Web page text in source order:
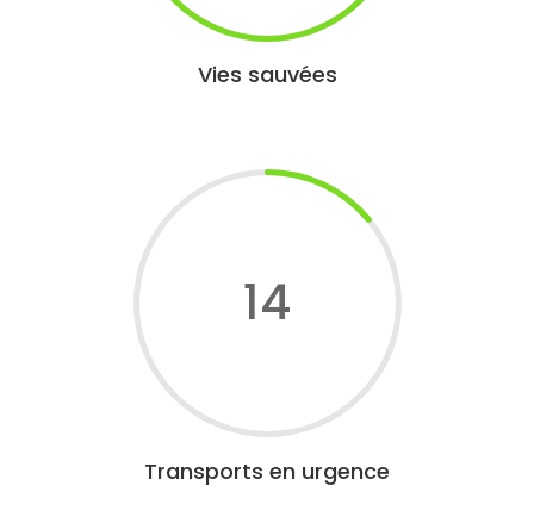
Vies sauvées
14
Transports en urgence